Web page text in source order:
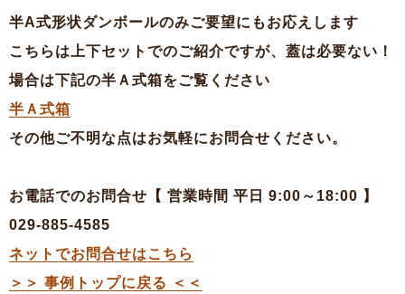
半A式形状ダンボールのみご要望にもお応えします
こちらは上下セットでのご紹介ですが、蓋は必要ない！
場合は下記の半Ａ式箱をご覧ください
半Ａ式箱
その他ご不明な点はお気軽にお問合せください。
お電話でのお問合せ【 営業時間 平日 9:00～18:00 】
029-885-4585
ネットでお問合せはこちら
＞＞ 事例トップに戻る ＜＜